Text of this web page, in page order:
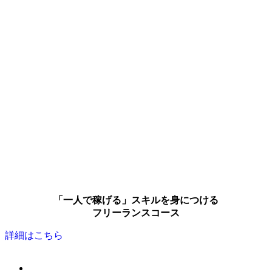
「一人で稼げる」スキルを身につける
フリーランスコース
詳細はこちら